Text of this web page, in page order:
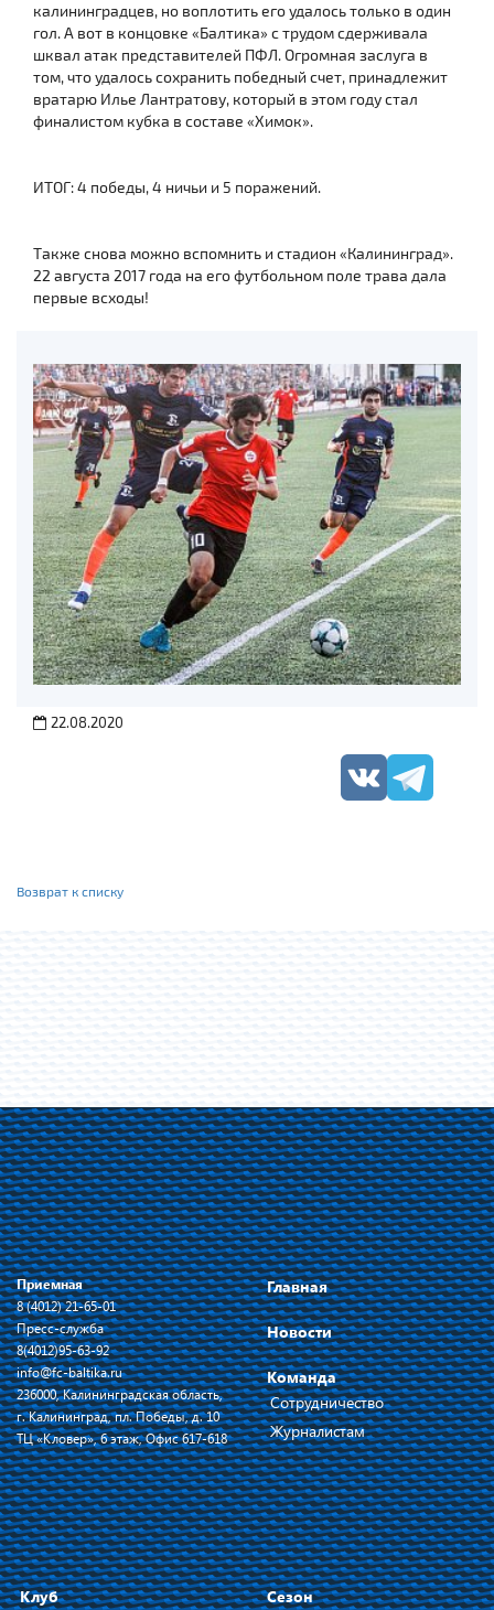
калининградцев, но воплотить его удалось только в один
гол. А вот в концовке «Балтика» с трудом сдерживала
шквал атак представителей ПФЛ. Огромная заслуга в
том, что удалось сохранить победный счет, принадлежит
вратарю Илье Лантратову, который в этом году стал
финалистом кубка в составе «Химок».
ИТОГ: 4 победы, 4 ничьи и 5 поражений.
Также снова можно вспомнить и стадион «Калининград».
22 августа 2017 года на его футбольном поле трава дала
первые всходы!
22.08.2020
Возврат к списку
Приемная
8 (4012) 21-65-01
Пресс-служба
8(4012)95-63-92
info@fc-baltika.ru
236000, Калининградская область,
г. Калининград, пл. Победы, д. 10
ТЦ «Кловер», 6 этаж, Офис 617-618
Главная
Новости
Команда
Сотрудничество
Журналистам
Клуб
Сезон